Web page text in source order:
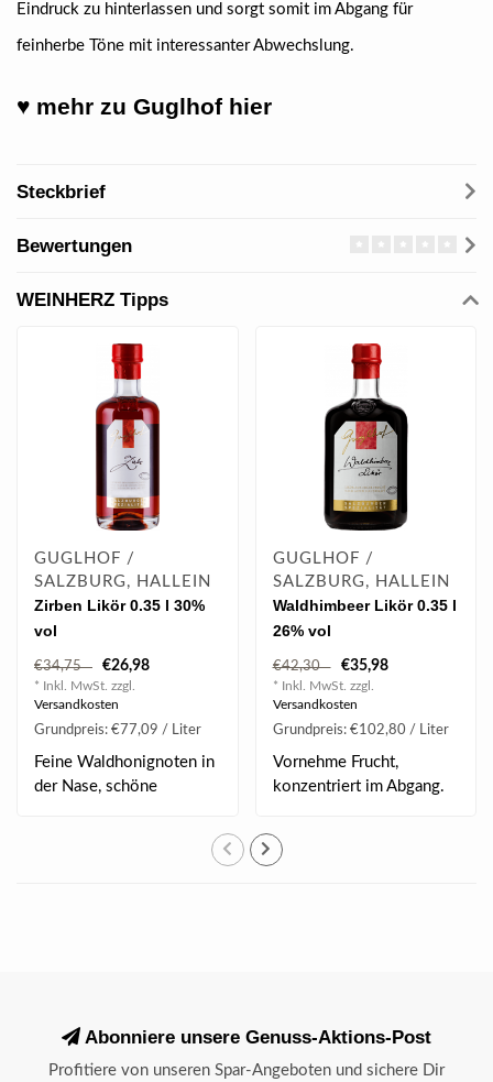
Eindruck zu hinterlassen und sorgt somit im Abgang für
feinherbe Töne mit interessanter Abwechslung.
♥ mehr zu Guglhof hier
Steckbrief
Bewertungen
WEINHERZ Tipps
GUGLHOF /
SALZBURG, HALLEIN
Zirben Likör 0.35 l 30%
vol
€34,75 €26,98
* Inkl. MwSt. zzgl.
Versandkosten
Grundpreis: €77,09 / Liter
Feine Waldhonignoten in
der Nase, schöne
GUGLHOF /
SALZBURG, HALLEIN
Waldhimbeer Likör 0.35 l
26% vol
€42,30 €35,98
* Inkl. MwSt. zzgl.
Versandkosten
Grundpreis: €102,80 / Liter
Vornehme Frucht,
konzentriert im Abgang.
Abonniere unsere Genuss-Aktions-Post
Profitiere von unseren Spar-Angeboten und sichere Dir